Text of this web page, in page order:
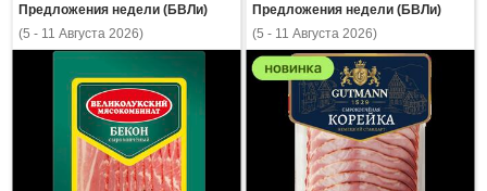
Предложения недели (БВЛи)
(5 - 11 Августа 2026)
Предложения недели (БВЛи)
(5 - 11 Августа 2026)